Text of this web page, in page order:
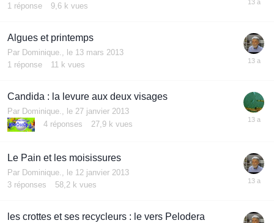
1 réponse 9,6 k vues
Algues et printemps
Par Dominique.
le 13 mars 2013
1 réponse 11 k vues
Candida : la levure aux deux visages
Par Dominique.
le 27 janvier 2013
4 réponses 27,9 k vues
Le Pain et les moisissures
Par Dominique., le 12 janvier 2013
3 réponses 58,2 k vues
les crottes et ses recycleurs : le vers Pelodera